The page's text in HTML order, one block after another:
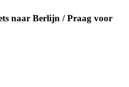
naar Berlijn / Praag voor